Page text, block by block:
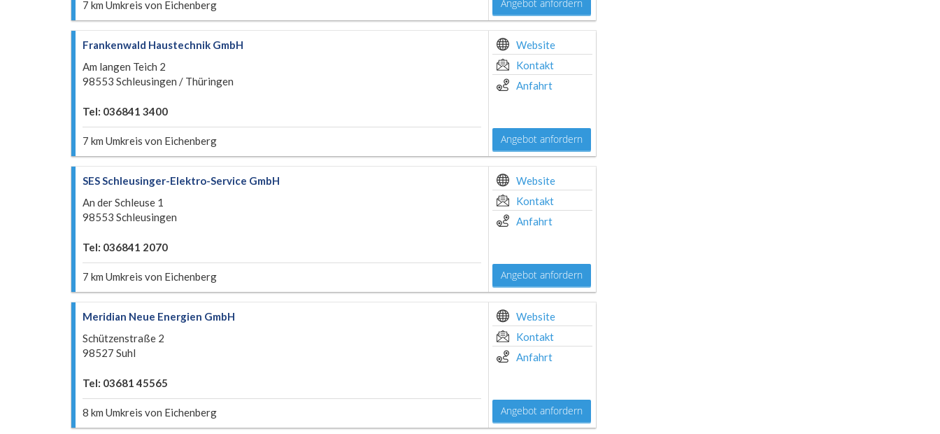
7 km Umkreis von Eichenberg Angebot anfordern
Frankenwald Haustechnik GmbH
Am langen Teich 2
98553 Schleusingen / Thüringen
Tel: 036841 3400
7 km Umkreis von Eichenberg
Website
Kontakt
Anfahrt
Angebot anfordern
SES Schleusinger-Elektro-Service GmbH
An der Schleuse 1
98553 Schleusingen
Tel: 036841 2070
7 km Umkreis von Eichenberg
Website
Kontakt
Anfahrt
Angebot anfordern
Meridian Neue Energien GmbH
Schützenstraße 2
98527 Suhl
Tel: 03681 45565
8 km Umkreis von Eichenberg
Website
Kontakt
Anfahrt
Angebot anfordern